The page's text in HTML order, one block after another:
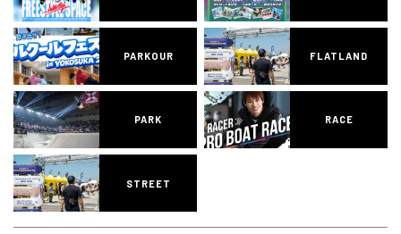
PARKOUR FLATLAND
PARK RACE
STREET